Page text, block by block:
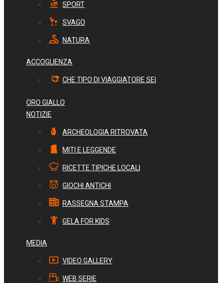
SPORT
SVAGO
NATURA
ACCOGLIENZA
CHE TIPO DI VIAGGIATORE SEI
ORO GIALLO
NOTIZIE
ARCHEOLOGIA RITROVATA
MITI E LEGGENDE
RICETTE TIPICHE LOCALI
GIOCHI ANTICHI
RASSEGNA STAMPA
GELA FOR KIDS
MEDIA
VIDEO GALLERY
WEB SERIE